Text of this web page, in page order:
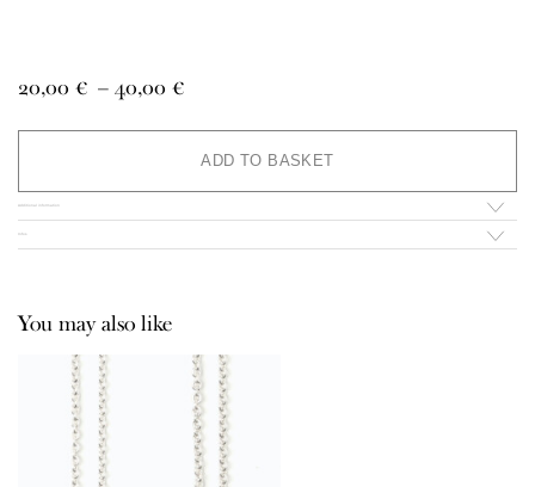
20,00 € – 40,00 €
20,00 €
through
40,00 €
ADD TO BASKET
You may also like